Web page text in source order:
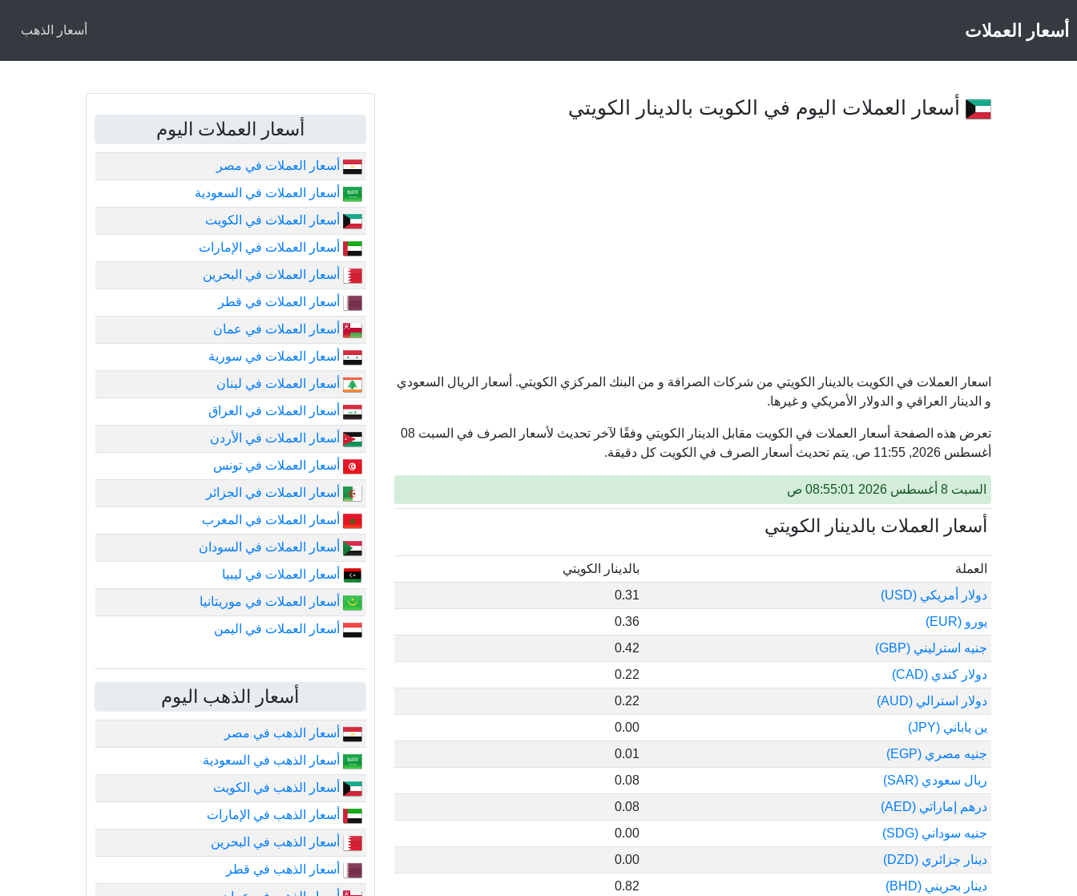
أسعار العملات أسعار الذهب
أسعار العملات اليوم في الكويت بالدينار الكويتي
اسعار العملات في الكويت بالدينار الكويتي من شركات الصرافة و من البنك المركزي الكويتي. أسعار الريال السعودي
و الدينار العراقي و الدولار الأمريكي و غيرها.
تعرض هذه الصفحة أسعار العملات في الكويت مقابل الدينار الكويتي وفقًا لآخر تحديث لأسعار الصرف في السبت 08
أغسطس 2026, 11:55 ص. يتم تحديث أسعار الصرف في الكويت كل دقيقة.
السبت 8 أغسطس 2026 08:55:01 ص
أسعار العملات بالدينار الكويتي
العملة
بالدينار الكويتي
دولار أمريكي (USD)
0.31
يورو (EUR)
0.36
جنيه استرليني (GBP)
0.42
دولار كندي (CAD)
0.22
دولار استرالي (AUD)
0.22
ين ياباني (JPY)
0.00
جنيه مصري (EGP)
0.01
ريال سعودي (SAR)
0.08
درهم إماراتي (AED)
0.08
جنيه سوداني (SDG)
0.00
دينار جزائري (DZD)
0.00
دينار بحريني (BHD)
0.82
أسعار العملات اليوم
أسعار العملات في مصر
أسعار العملات في السعودية
أسعار العملات في الكويت
أسعار العملات في الإمارات
أسعار العملات في البحرين
أسعار العملات في قطر
أسعار العملات في عمان
أسعار العملات في سورية
أسعار العملات في لبنان
أسعار العملات في العراق
أسعار العملات في الأردن
أسعار العملات في تونس
أسعار العملات في الجزائر
أسعار العملات في المغرب
أسعار العملات في السودان
أسعار العملات في ليبيا
أسعار العملات في موريتانيا
أسعار العملات في اليمن
أسعار الذهب اليوم
أسعار الذهب في مصر
أسعار الذهب في السعودية
أسعار الذهب في الكويت
أسعار الذهب في الإمارات
أسعار الذهب في البحرين
أسعار الذهب في قطر